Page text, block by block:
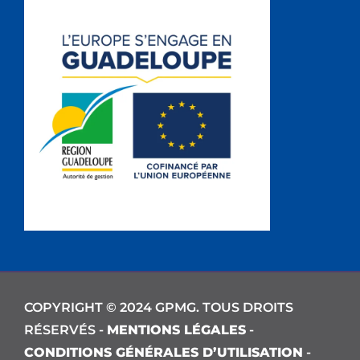
COPYRIGHT © 2024 GPMG. TOUS DROITS
RÉSERVÉS - MENTIONS LÉGALES -
CONDITIONS GÉNÉRALES D’UTILISATION -